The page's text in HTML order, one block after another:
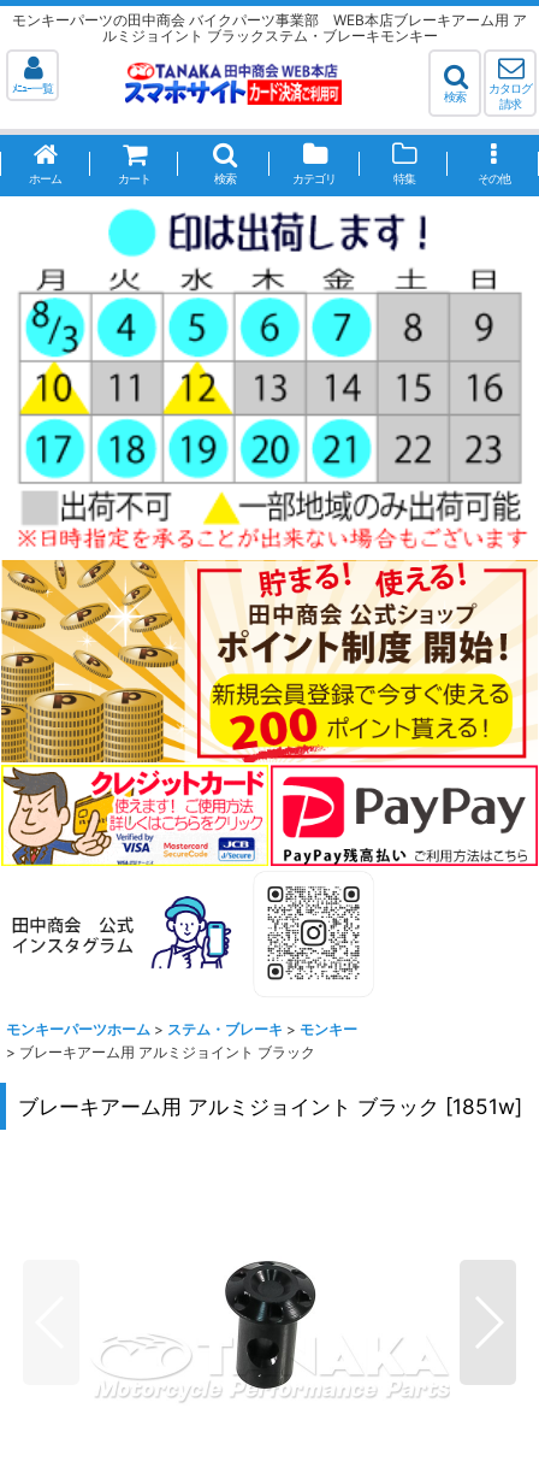
モンキーパーツの田中商会 バイクパーツ事業部 WEB本店ブレーキアーム用 ア
ルミジョイント ブラックステム・ブレーキモンキー
ﾒﾆｭｰ一覧
検索
カタログ
請求
ホーム カート 検索 カテゴリ 特集 その他
モンキーパーツホーム > ステム・ブレーキ > モンキー
> ブレーキアーム用 アルミジョイント ブラック
ブレーキアーム用 アルミジョイント ブラック [1851w]